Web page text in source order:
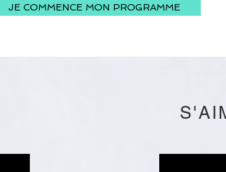
JE COMMENCE MON PROGRAMME